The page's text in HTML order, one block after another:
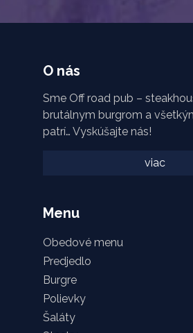
O nás
Sme Off road pub –
brutálnym burgrom a
patrí… Vyskúšajte nás!
viac
Menu
Obedové menu
Predjedlo
Burgre
Polievky
Šaláty